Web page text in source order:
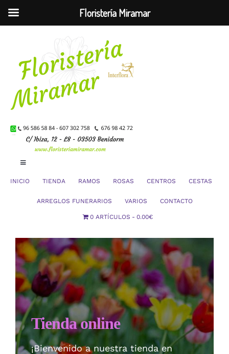
contenido
Toggle
Checkout
Politica de privacidad
INICIO TIENDA RAMOS ROSAS CENTROS CESTAS
ARREGLOS FUNERARIOS VARIOS CONTACTO
0 ARTÍCULOS 0.00€
Tienda online
¡Bienvenido a nuestra tienda en
Floristería Miramar